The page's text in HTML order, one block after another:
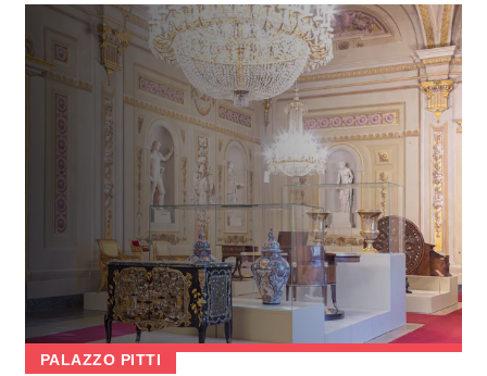
PALAZZO PITTI